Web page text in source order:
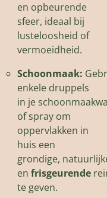
en opbeurende
sfeer, ideaal bij
lusteloosheid of
vermoeidheid.
Schoonmaak:
enkele druppels
in je
of spray om
oppervlakken in
huis een
grondige,
en frisgeurende
te geven.